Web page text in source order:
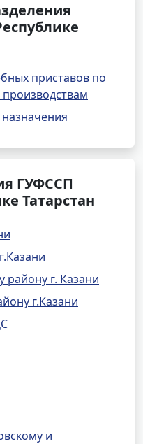
приставов по
ГУФССП
Татарстан
г. Казани
г.Казани
и